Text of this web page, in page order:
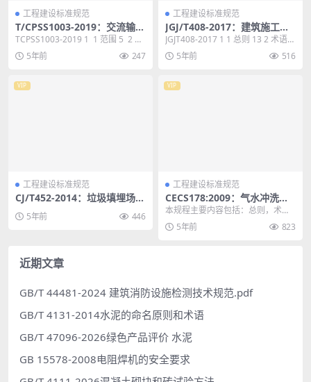
工程建设标准规范
T/CPSS1003-2019：交流输入
电压暂降与短时中断的低压直
流型补偿装置技术规范
TCPSS1003-2019 1 1 范围 5 2 规
范性引用文件 5 3...
5年前 247
工程建设标准规范
JGJ/T408-2017：建筑施工测
量标准
JGJT408-2017 1 1 总则 13 2 术语和
符号 14 2.1 术语...
5年前 516
VIP
工程建设标准规范
CJ/T452-2014：垃圾填埋场用
土工排水网
5年前 446
VIP
工程建设标准规范
CECS178:2009：气水冲洗滤
池整体浇筑滤板及可调式滤头
技术规程
本规程主要内容包括：总则，术
语，材料，设计，施工及质量检
验，工程验收。 CECS...
5年前 823
近期文章
GB/T 44481-2024 建筑消防设施检测技术规范.pdf
GB/T 4131-2014水泥的命名原则和术语
GB/T 47096-2026绿色产品评价 水泥
GB 15578-2008电阻焊机的安全要求